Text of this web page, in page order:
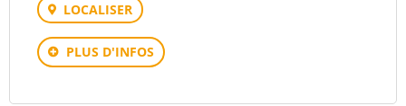
LOCALISER
PLUS D'INFOS